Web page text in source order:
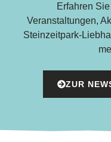
Erfahren
Veranstaltungen,
Steinzeitpark-
ZUR